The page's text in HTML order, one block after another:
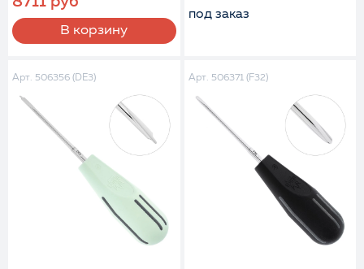
В корзину
под заказ
Арт. 506356 (DE3) Арт. 506371 (F32)